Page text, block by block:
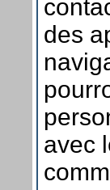
des
avec